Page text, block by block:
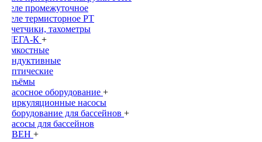
Реле промежуточное
Реле термисторное РТ
Счетчики, тахометры
МЕГА-К +
Емкостные
Индуктивные
Оптические
Раъёмы
Насосное оборудование +
Циркуляционные насосы
Оборудование для бассейнов +
Насосы для бассейнов
ОВЕН +